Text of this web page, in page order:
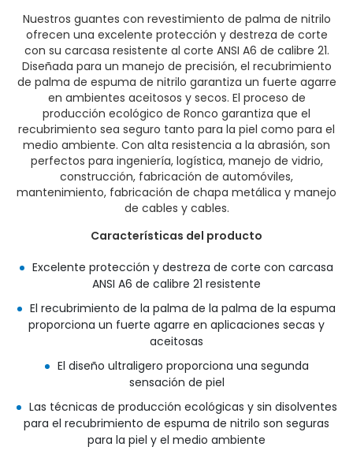
Nuestros guantes con revestimiento de palma de nitrilo
ofrecen una excelente protección y destreza de corte
con su carcasa resistente al corte ANSI A6 de calibre 21.
Diseñada para un manejo de precisión, el recubrimiento
de palma de espuma de nitrilo garantiza un fuerte agarre
en ambientes aceitosos y secos. El proceso de
producción ecológico de Ronco garantiza que el
recubrimiento sea seguro tanto para la piel como para el
medio ambiente. Con alta resistencia a la abrasión, son
perfectos para ingeniería, logística, manejo de vidrio,
construcción, fabricación de automóviles,
mantenimiento, fabricación de chapa metálica y manejo
de cables y cables.
Características del producto
Excelente protección y destreza de corte con carcasa
ANSI A6 de calibre 21 resistente
El recubrimiento de la palma de la palma de la espuma
proporciona un fuerte agarre en aplicaciones secas y
aceitosas
El diseño ultraligero proporciona una segunda
sensación de piel
Las técnicas de producción ecológicas y sin disolventes
para el recubrimiento de espuma de nitrilo son seguras
para la piel y el medio ambiente